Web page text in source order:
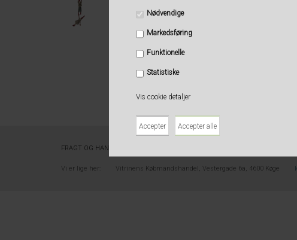
Nødvendige
Markedsføring
Funktionelle
Statistiske
Vis cookie detaljer
FRAGT OG HANDELSBETINELSER
Vi er lige her: Vitrinens Købmandshandel, Vestergade 6a, 4600 Køge